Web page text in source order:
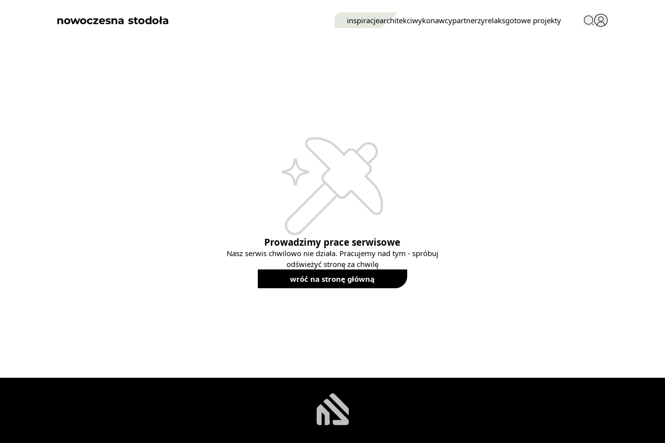
inspiracjearchitekciwykonawcypartnerzyrelaksgotowe projekty
Prowadzimy prace serwisowe
Nasz serwis chwilowo nie działa. Pracujemy nad tym - spróbuj
odświeżyć stronę za chwilę
wróć na stronę główną